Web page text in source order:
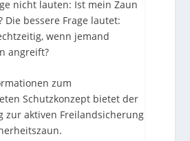
nicht lauten: Ist mein Zaun
Die bessere Frage lautet:
wenn jemand
angreift?
zum
Schutzkonzept bietet der
zuraktiven Freilandsicherung
.